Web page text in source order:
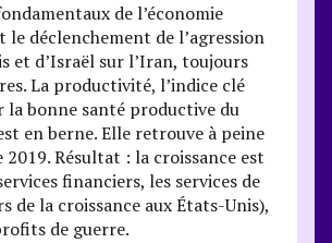
de l’économie
le déclenchement de l’agression
et d’Israël sur l’Iran, toujours
La productivité, l’indice clé
la bonne santé productive du
en berne. Elle retrouve à peine
2019. Résultat : la croissance est
financiers, les services de
de la croissance aux États-Unis),
de guerre.